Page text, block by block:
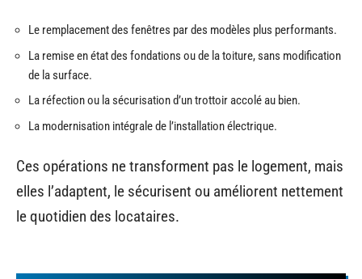
Le remplacement des fenêtres par des modèles plus performants.
La remise en état des fondations ou de la toiture, sans modification
de la surface.
La réfection ou la sécurisation d’un trottoir accolé au bien.
La modernisation intégrale de l’installation électrique.
Ces opérations ne transforment pas le logement, mais
elles l’adaptent, le sécurisent ou améliorent nettement
le quotidien des locataires.